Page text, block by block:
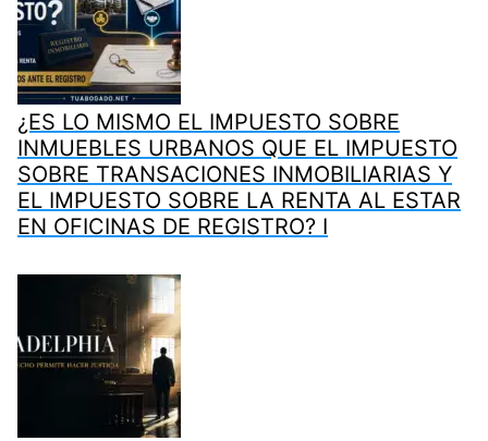
¿ES LO MISMO EL IMPUESTO SOBRE
INMUEBLES URBANOS QUE EL IMPUESTO
SOBRE TRANSACIONES INMOBILIARIAS Y
EL IMPUESTO SOBRE LA RENTA AL ESTAR
EN OFICINAS DE REGISTRO? I